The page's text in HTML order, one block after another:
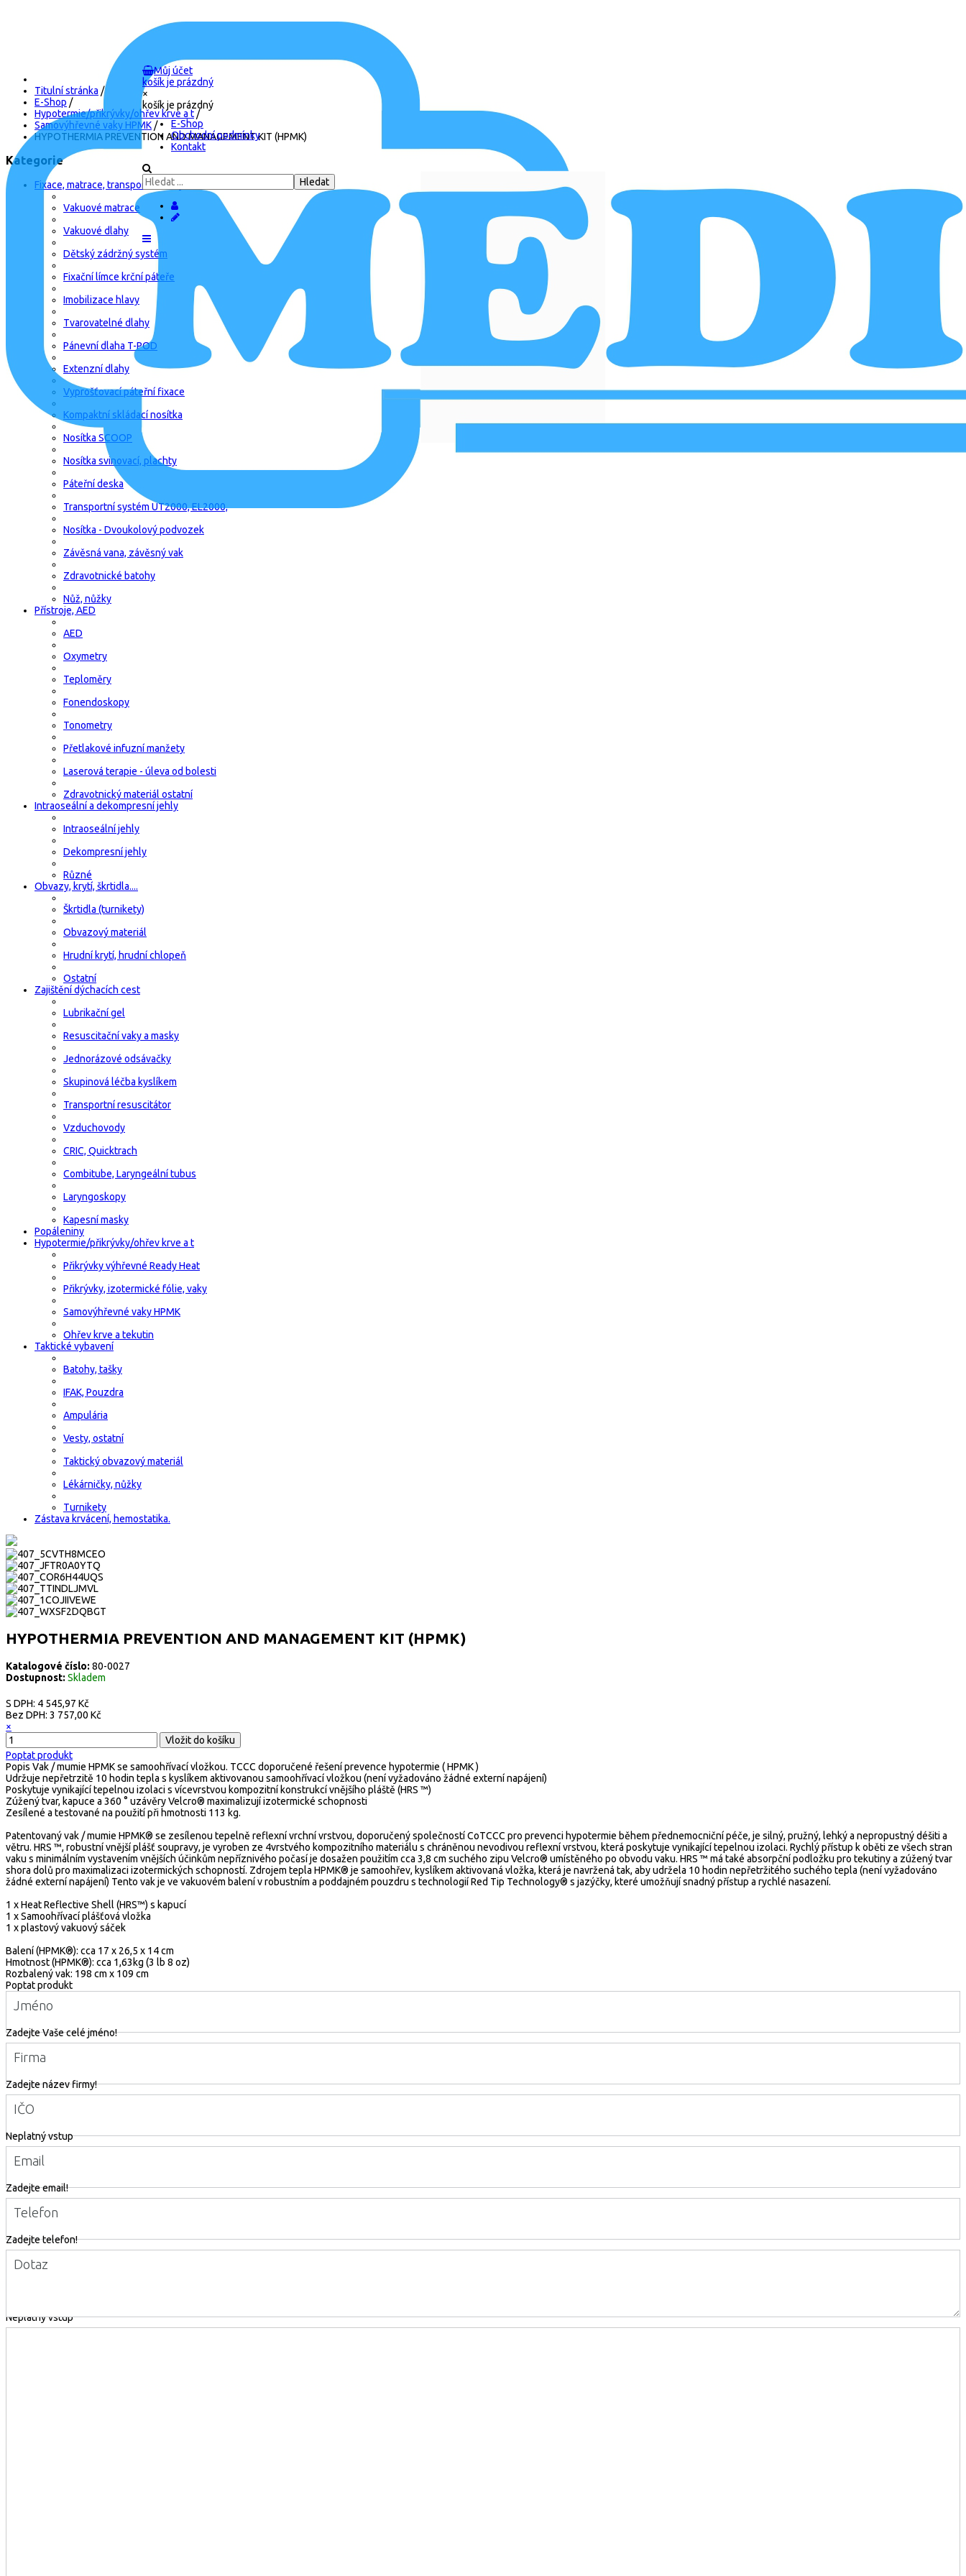
Můj účet
košík je prázdný
×
košík je prázdný
E-Shop
Obchodní podmínky
Kontakt
Titulní stránka /
E-Shop /
Hypotermie/přikrývky/ohřev krve a t /
Samovýhřevné vaky HPMK /
HYPOTHERMIA PREVENTION AND MANAGEMENT KIT (HPMK)
Kategorie
Fixace, matrace, transport, batohy
Vakuové matrace
Vakuové dlahy
Dětský zádržný systém
Fixační límce krční páteře
Imobilizace hlavy
Tvarovatelné dlahy
Pánevní dlaha T-POD
Extenzní dlahy
Vyprošťovací páteřní fixace
Kompaktní skládací nosítka
Nosítka SCOOP
Nosítka svinovací, plachty
Páteřní deska
Transportní systém UT2000, EL2000,
Nosítka - Dvoukolový podvozek
Závěsná vana, závěsný vak
Zdravotnické batohy
Nůž, nůžky
Přístroje, AED
AED
Oxymetry
Teploměry
Fonendoskopy
Tonometry
Přetlakové infuzní manžety
Laserová terapie - úleva od bolesti
Zdravotnický materiál ostatní
Intraoseální a dekompresní jehly
Intraoseální jehly
Dekompresní jehly
Různé
Obvazy, krytí, škrtidla....
Škrtidla (turnikety)
Obvazový materiál
Hrudní krytí, hrudní chlopeň
Ostatní
Zajištění dýchacích cest
Lubrikační gel
Resuscitační vaky a masky
Jednorázové odsávačky
Skupinová léčba kyslíkem
Transportní resuscitátor
Vzduchovody
CRIC, Quicktrach
Combitube, Laryngeální tubus
Laryngoskopy
Kapesní masky
Popáleniny
Hypotermie/přikrývky/ohřev krve a t
Přikrývky výhřevné Ready Heat
Přikrývky, izotermické fólie, vaky
Samovýhřevné vaky HPMK
Ohřev krve a tekutin
Taktické vybavení
Batohy, tašky
IFAK, Pouzdra
Ampulária
Vesty, ostatní
Taktický obvazový materiál
Lékárničky, nůžky
Turnikety
Zástava krvácení, hemostatika.
HYPOTHERMIA PREVENTION AND MANAGEMENT KIT (HPMK)
Katalogové číslo: 80-0027
Dostupnost: Skladem
S DPH: 4 545,97 Kč
Bez DPH: 3 757,00 Kč
×
Poptat produkt
Popis Vak / mumie HPMK se samoohřívací vložkou. TCCC doporučené řešení prevence hypotermie ( HPMK )
Udržuje nepřetrzitě 10 hodin tepla s kyslíkem aktivovanou samoohřívací vložkou (není vyžadováno žádné externí napájení)
Poskytuje vynikající tepelnou izolaci s vícevrstvou kompozitní konstrukcí vnějšího pláště (HRS ™)
Zúžený tvar, kapuce a 360 ° uzávěry Velcro® maximalizují izotermické schopnosti
Zesílené a testované na použití při hmotnosti 113 kg.
Patentovaný vak / mumie HPMK® se zesílenou tepelně reflexní vrchní vrstvou, doporučený společností CoTCCC pro prevenci hypotermie během přednemocniční péče, je silný, pružný, lehký a nepropustný déšiti a
větru. HRS ™, robustní vnější plášť soupravy, je vyroben ze 4vrstvého kompozitního materiálu s chráněnou nevodivou reflexní vrstvou, která poskytuje vynikající tepelnou izolaci. Rychlý přístup k oběti ze všech stran
vaku s minimálním vystavením vnějších účinkům nepříznivého počasí je dosažen použitím cca 3,8 cm suchého zipu Velcro® umístěného po obvodu vaku. HRS ™ má také absorpční podložku pro tekutiny a zúžený tvar
shora dolů pro maximalizaci izotermických schopností. Zdrojem tepla HPMK® je samoohřev, kyslíkem aktivovaná vložka, která je navržená tak, aby udržela 10 hodin nepřetržitého suchého tepla (není vyžadováno
žádné externí napájení) Tento vak je ve vakuovém balení v robustním a poddajném pouzdru s technologií Red Tip Technology® s jazýčky, které umožňují snadný přístup a rychlé nasazení.
1 x Heat Reflective Shell (HRS™) s kapucí
1 x Samoohřívací plášťová vložka
1 x plastový vakuový sáček
Balení (HPMK®): cca 17 x 26,5 x 14 cm
Hmotnost (HPMK®): cca 1,63kg (3 lb 8 oz)
Rozbalený vak: 198 cm x 109 cm
Poptat produkt
Jméno
Zadejte Vaše celé jméno!
Firma
Zadejte název firmy!
IČO
Neplatný vstup
Email
Zadejte email!
Telefon
Zadejte telefon!
Dotaz
Neplatný vstup